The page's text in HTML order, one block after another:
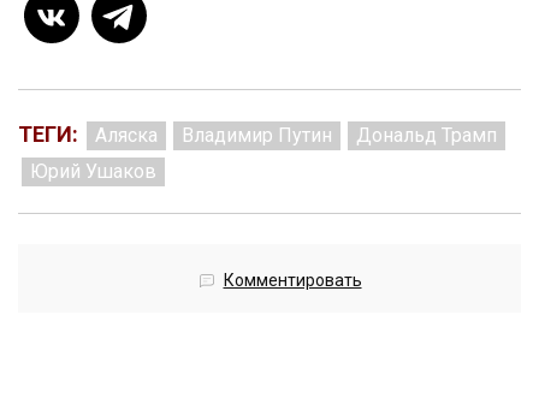
ТЕГИ: Аляска Владимир Путин
Дональд Трамп
Юрий Ушаков
Комментировать